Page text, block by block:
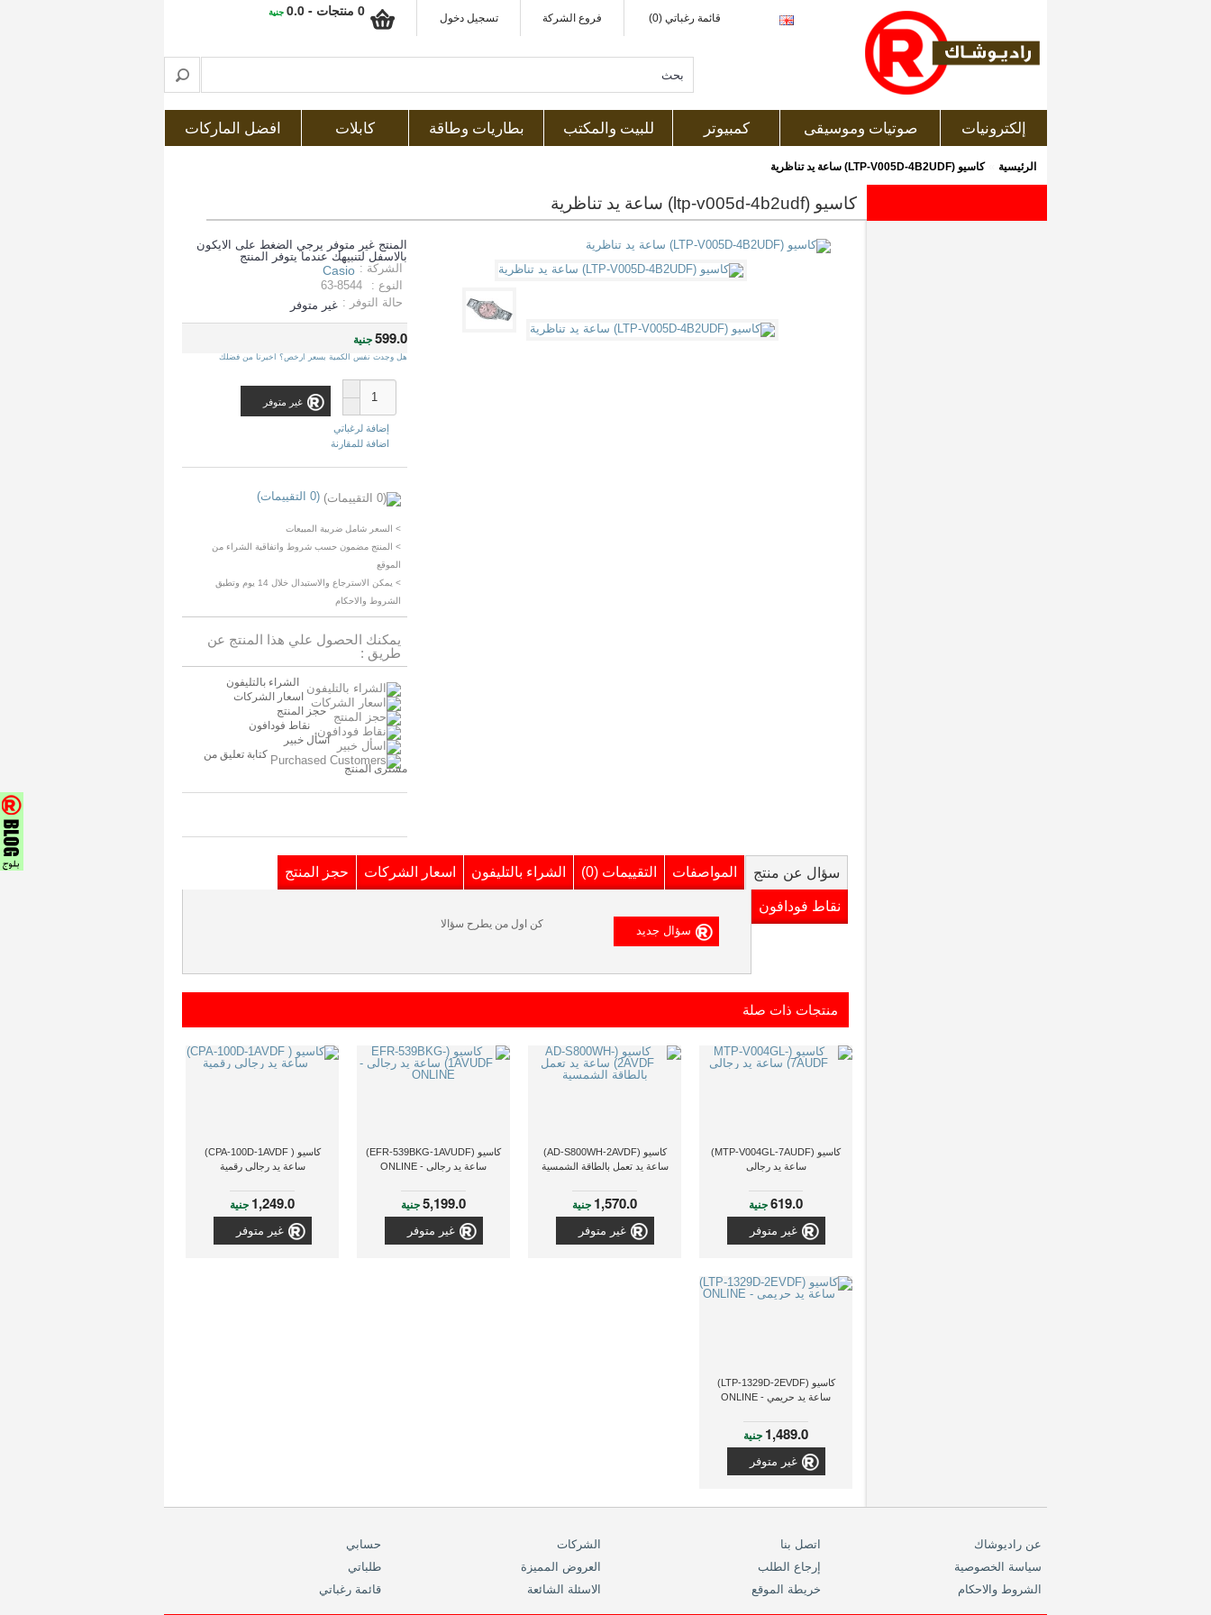
قائمة رغباتي (0) فروع الشركة تسجيل دخول 0 منتجات - 0.0 جنية
إلكترونيات صوتيات وموسيقى كمبيوتر للبيت والمكتب بطاريات وطاقة كابلات افضل الماركات
الرئيسية »كاسيو (LTP-V005D-4B2UDF) ساعة يد تناظرية
كاسيو (ltp-v005d-4b2udf) ساعة يد تناظرية
المنتج غير متوفر يرجي الضغط على الايكون
بالاسفل لتنبيهك عندما يتوفر المنتج
الشركة : Casio
النوع :
63-8544
حالة التوفر : غير متوفر
599.0جنية
هل وجدت نفس الكمية بسعر ارخص؟ اخبرنا من فضلك
غير متوفر
إضافة لرغباتي
اضافة للمقارنة
(0 التقييمات)
> السعر شامل ضريبة المبيعات
> المنتج مضمون حسب شروط واتفاقية الشراء من
الموقع
> يمكن الاسترجاع والاستبدال خلال 14 يوم وتطبق
الشروط والاحكام
يمكنك الحصول علي هذا المنتج عن
طريق :
الشراء بالتليفون
اسعار الشركات
حجز المنتج
نقاط فودافون
اسأل خبير
كتابة تعليق من
مشترى المنتج
سؤال عن منتج المواصفات التقييمات (0) الشراء بالتليفون اسعار الشركات حجز المنتج
نقاط فودافون
كن اول من يطرح سؤالا
منتجات ذات صلة
كاسيو (MTP-V004GL-7AUDF)
ساعة يد رجالى
619.0جنية
غير متوفر
كاسيو (AD-S800WH-2AVDF)
ساعة يد تعمل بالطاقة الشمسية
1,570.0 جنية
غير متوفر
كاسيو (EFR-539BKG-1AVUDF)
ساعة يد رجالى - ONLINE
5,199.0جنية
غير متوفر
كاسيو ( CPA-100D-1AVDF)
ساعة يد رجالى رقمية
1,249.0 جنية
غير متوفر
كاسيو (LTP-1329D-2EVDF)
ساعة يد حريمي - ONLINE
1,489.0 جنية
غير متوفر
عن راديوشاك
سياسة الخصوصية
الشروط والاحكام
اتصل بنا
إرجاع الطلب
خريطة الموقع
الشركات
العروض المميزة
الاسئلة الشائعة
حسابي
طلباتي
قائمة رغباتي